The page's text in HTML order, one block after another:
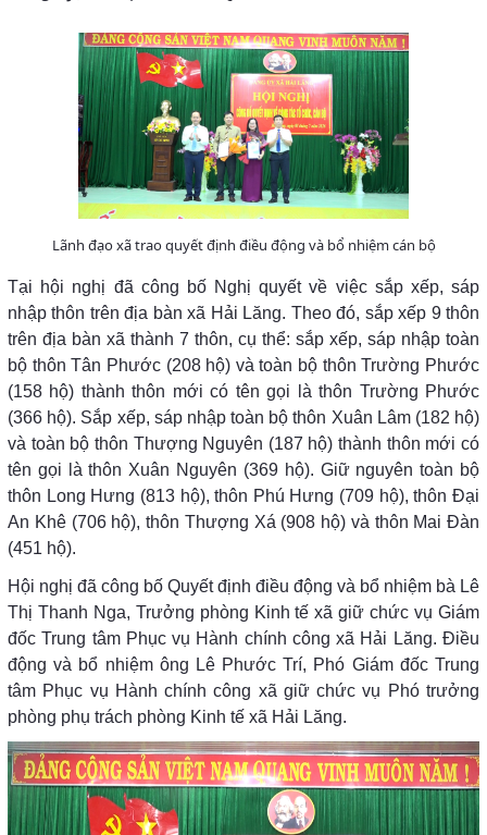
Lãnh đạo xã trao quyết định điều động và bổ nhiệm cán bộ
Tại hội nghị đã công bố Nghị quyết về việc sắp xếp, sáp
nhập thôn trên địa bàn xã Hải Lăng. Theo đó, sắp xếp 9 thôn
trên địa bàn xã thành 7 thôn, cụ thể: sắp xếp, sáp nhập toàn
bộ thôn Tân Phước (208 hộ) và toàn bộ thôn Trường Phước
(158 hộ) thành thôn mới có tên gọi là thôn Trường Phước
(366 hộ). Sắp xếp, sáp nhập toàn bộ thôn Xuân Lâm (182 hộ)
và toàn bộ thôn Thượng Nguyên (187 hộ) thành thôn mới có
tên gọi là thôn Xuân Nguyên (369 hộ). Giữ nguyên toàn bộ
thôn Long Hưng (813 hộ), thôn Phú Hưng (709 hộ), thôn Đại
An Khê (706 hộ), thôn Thượng Xá (908 hộ) và thôn Mai Đàn
(451 hộ).
Hội nghị đã công bố Quyết định điều động và bổ nhiệm bà Lê
Thị Thanh Nga, Trưởng phòng Kinh tế xã giữ chức vụ Giám
đốc Trung tâm Phục vụ Hành chính công xã Hải Lăng. Điều
động và bổ nhiệm ông Lê Phước Trí, Phó Giám đốc Trung
tâm Phục vụ Hành chính công xã giữ chức vụ Phó trưởng
phòng phụ trách phòng Kinh tế xã Hải Lăng.